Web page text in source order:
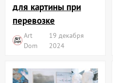
для картины при
перевозке
Art
Dom
19 декабря
2024